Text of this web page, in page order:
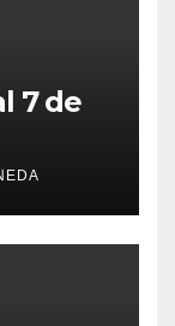
7 de